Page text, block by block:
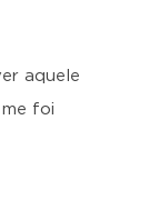
aquele
foi